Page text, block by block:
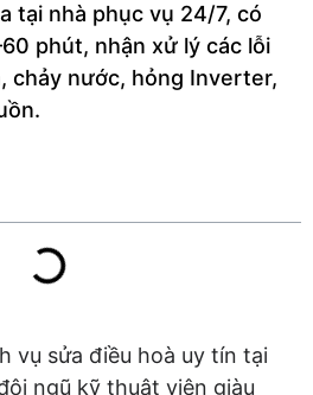
tại nhà phục vụ 24/7, có
phút, nhận xử lý các lỗi
chảy nước, hỏng Inverter,
vụ sửa điều hoà uy tín tại
ngũ kỹ thuật viên giàu